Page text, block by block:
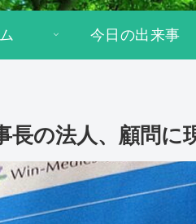
今日の出来事
の法人、顧問に